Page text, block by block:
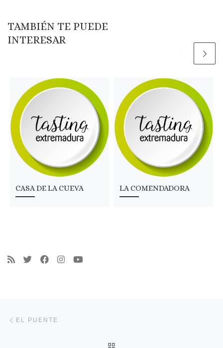
TAMBIÉN TE PUEDE
INTERESAR
CASA DE LA CUEVA LA COMENDADORA
EL PUENTE